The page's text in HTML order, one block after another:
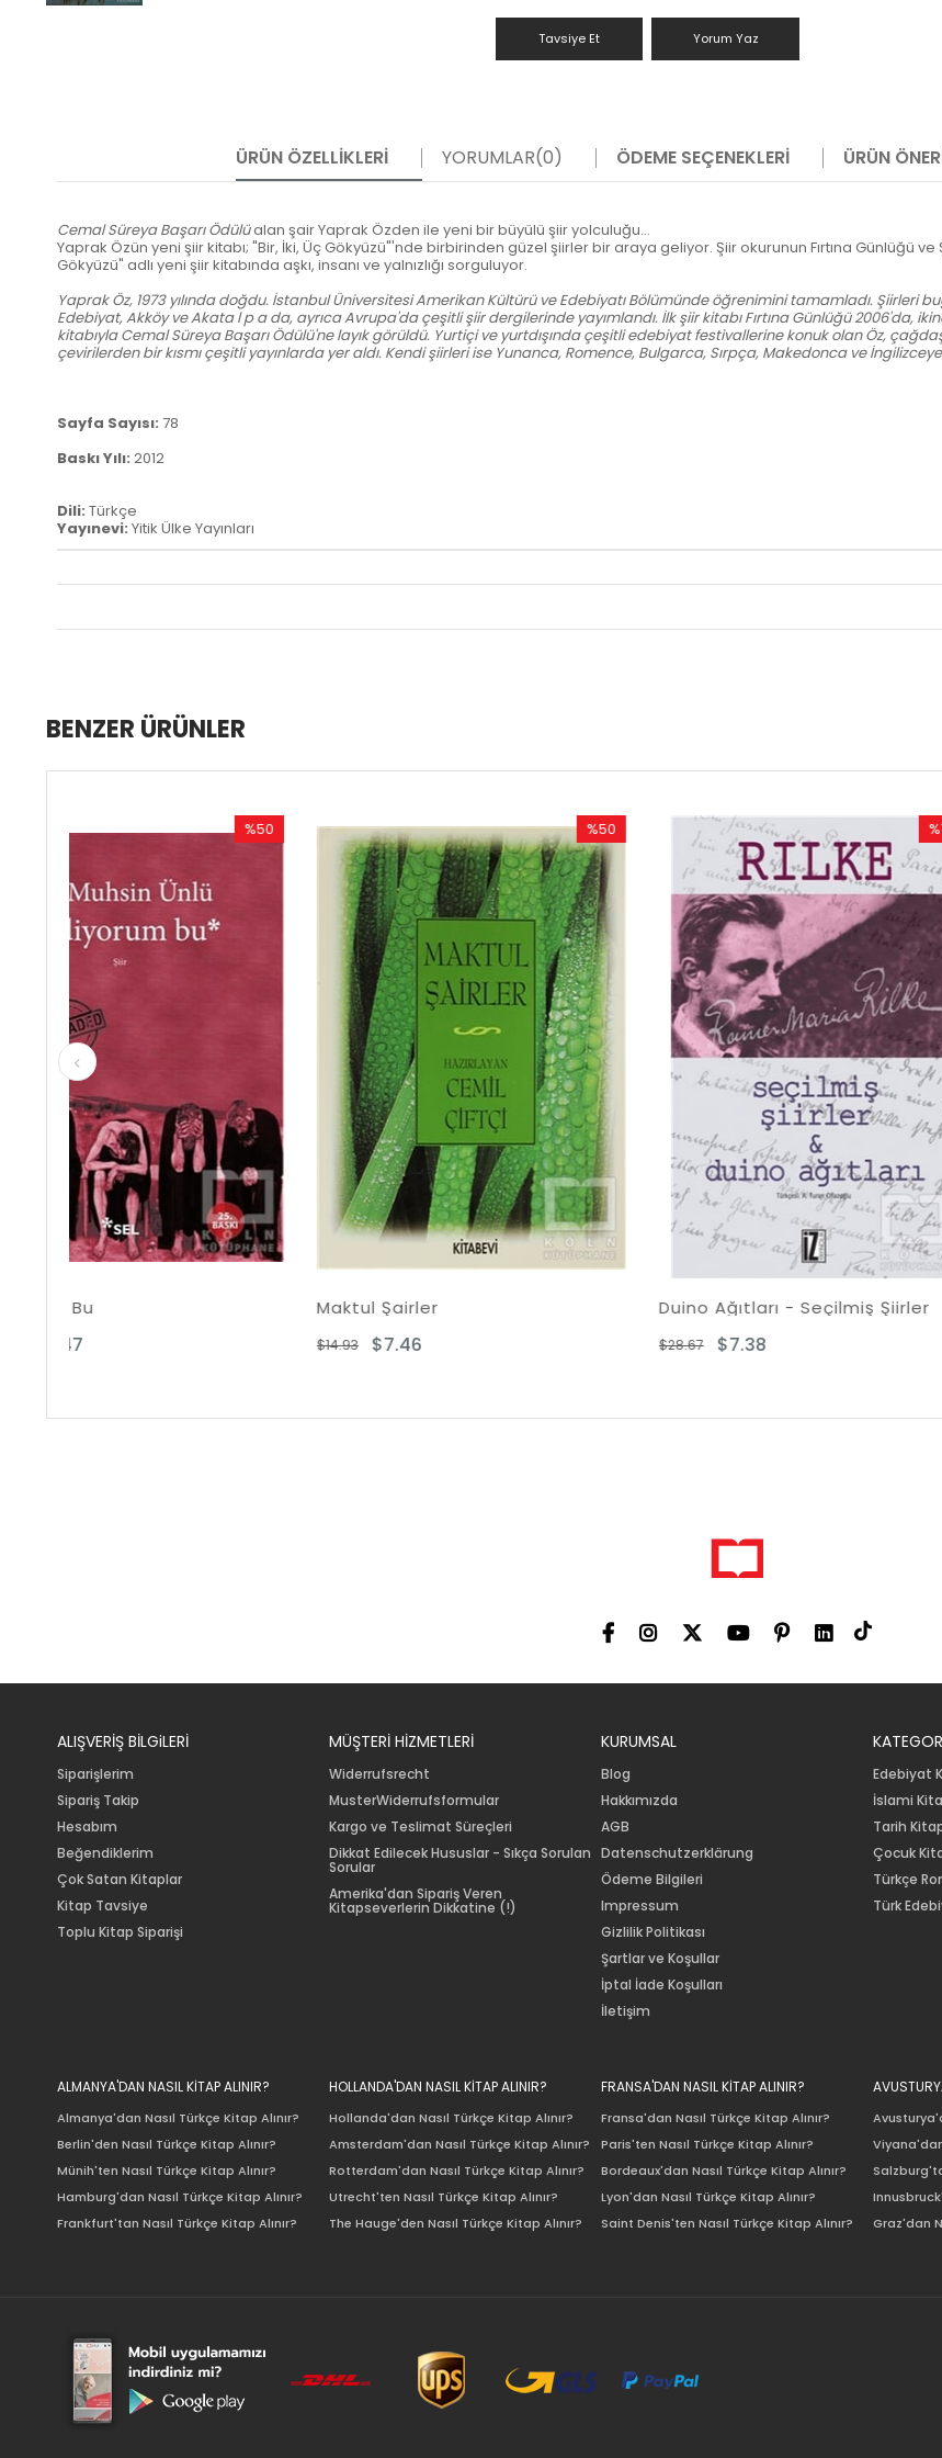
Tavsiye Et Yorum Yaz
ÜRÜN ÖZELLIKLERI YORUMLAR(0) ÖDEME SEÇENEKLERI ÜRÜN
Cemal Süreya Başarı Ödülüalan şair Yaprak Özden ile yeni bir büyülü şiir yolculuğu...
Yaprak Özün yeni şiir kitabı; "Bir, İki, Üç Gökyüzü"'nde birbirinden güzel şiirler bir araya geliyor. Şiir okurunun Fırtına Günlüğü ve
Gökyüzü" adlı yeni şiir kitabında aşkı, insanı ve yalnızlığı sorguluyor.
Yaprak Öz, 1973 yılında doğdu. İstanbul Üniversitesi Amerikan Kültürü ve Edebiyatı Bölümünde öğrenimini tamamladı. Şiirleri
Edebiyat, Akköy ve Akata l p a da, ayrıca Avrupa'da çeşitli şiir dergilerinde yayımlandı. İlk şiir kitabı Fırtına Günlüğü 2006'da,
kitabıyla Cemal Süreya Başarı Ödülü'ne layık görüldü. Yurtiçi ve yurtdışında çeşitli edebiyat festivallerine konuk olan Öz,
çevirilerden bir kısmı çeşitli yayınlarda yer aldı. Kendi şiirleri ise Yunanca, Romence, Bulgarca, Sırpça, Makedonca ve
Sayfa Sayısı: 78
Baskı Yılı: 2012
Dili: Türkçe
Yayınevi: Yitik Ülke Yayınları
BENZER ÜRÜNLER
%50İndirim
%50
İndirim
%50İndirim
Duino Ağıtları - Seçilmiş Şiirler
%74
İndirim
%74İndirim
Yeniden
ALIŞVERİŞ BİLGiLERİ
Siparişlerim
Sipariş Takip
Hesabım
Beğendiklerim
Çok Satan Kitaplar
Kitap Tavsiye
Toplu Kitap Siparişi
MÜŞTERİ HİZMETLERİ
Widerrufsrecht
MusterWiderrufsformular
Kargo ve Teslimat Süreçleri
Dikkat Edilecek Hususlar - Sıkça Sorulan
Sorular
Amerika'dan Sipariş Veren
Kitapseverlerin Dikkatine (!)
KURUMSAL
Blog
Hakkımızda
AGB
Datenschutzerklärung
Ödeme Bilgileri
Impressum
Gizlilik Politikası
Şartlar ve Koşullar
İptal İade Koşulları
İletişim
Edebiyat
İslami
Tarih
Çocuk
Türkçe
Türk
ALMANYA'DAN NASIL KİTAP ALINIR?
Almanya'dan Nasıl Türkçe Kitap Alınır?
Berlin'den Nasıl Türkçe Kitap Alınır?
Münih'ten Nasıl Türkçe Kitap Alınır?
Hamburg'dan Nasıl Türkçe Kitap Alınır?
Frankfurt'tan Nasıl Türkçe Kitap Alınır?
HOLLANDA'DAN NASIL KİTAP ALINIR?
Hollanda'dan Nasıl Türkçe Kitap Alınır?
Amsterdam'dan Nasıl Türkçe Kitap Alınır?
Rotterdam'dan Nasıl Türkçe Kitap Alınır?
Utrecht'ten Nasıl Türkçe Kitap Alınır?
The Hauge'den Nasıl Türkçe Kitap Alınır?
FRANSA'DAN NASIL KİTAP ALINIR?
Fransa'dan Nasıl Türkçe Kitap Alınır?
Paris'ten Nasıl Türkçe Kitap Alınır?
Bordeaux'dan Nasıl Türkçe Kitap Alınır?
Lyon'dan Nasıl Türkçe Kitap Alınır?
Saint Denis'ten Nasıl Türkçe Kitap Alınır?
Viyana'dan
Graz'dan